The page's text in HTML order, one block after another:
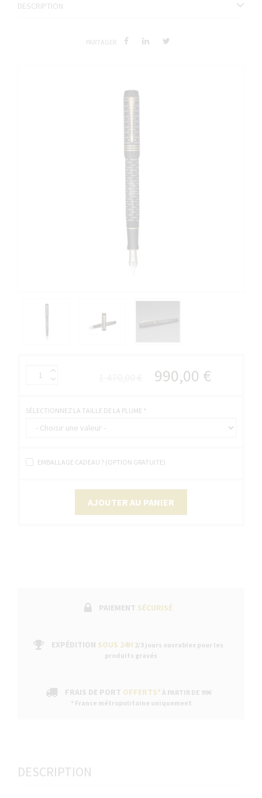
DESCRIPTION
PARTAGER
990,00 €
SÉLECTIONNEZ LA TAILLE DE LA PLUME *
EMBALLAGE CADEAU ? (OPTION GRATUITE)
AJOUTER AU PANIER
PAIEMENT SÉCURISÉ
EXPÉDITION SOUS 24H 2/3 jours ouvrables pour les
produits gravés
FRAIS DE PORT OFFERTS* À PARTIR DE 99€
* France métropolitaine uniquement
DESCRIPTION